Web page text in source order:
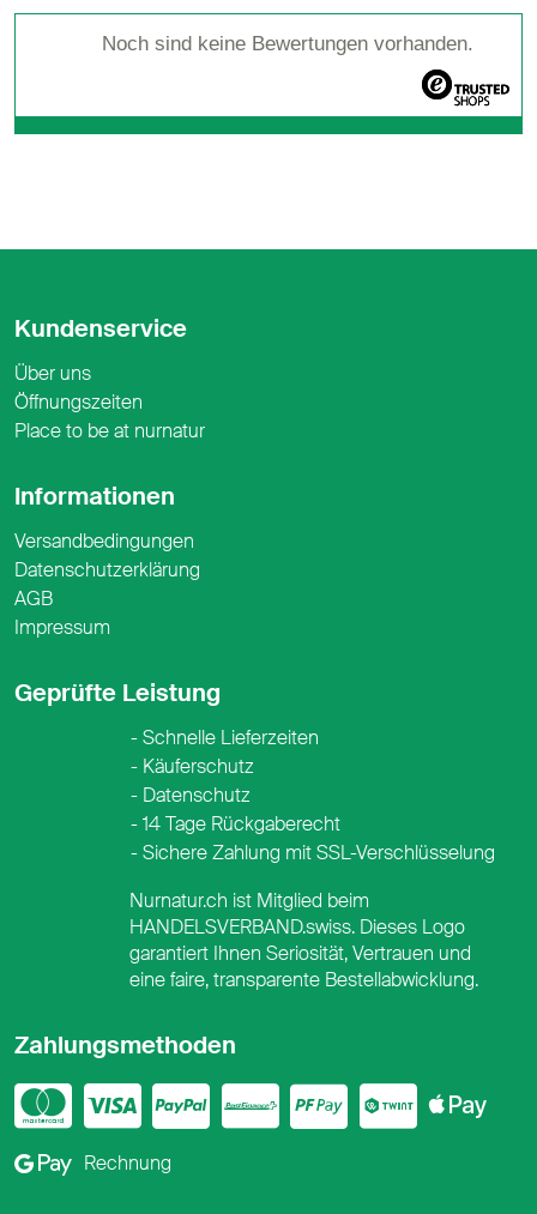
Noch sind keine Bewertungen vorhanden.
Kundenservice
Über uns
Öffnungszeiten
Place to be at nurnatur
Informationen
Versandbedingungen
Datenschutzerklärung
AGB
Impressum
Geprüfte Leistung
Schnelle Lieferzeiten
Käuferschutz
Datenschutz
14 Tage Rückgaberecht
Sichere Zahlung mit SSL-Verschlüsselung
Zahlungsmethoden
Mastercard
VisaPayPal
PostFinance
Twint
Google Pay
Rechnung
Nurnatur.ch ist Mitglied beim
HANDELSVERBAND.swiss. Dieses Logo
garantiert Ihnen Seriosität, Vertrauen und
eine faire, transparente Bestellabwicklung.